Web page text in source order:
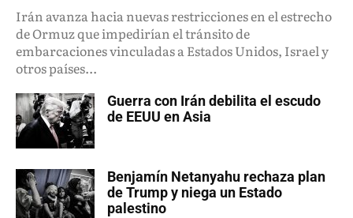
Irán avanza hacia nuevas restricciones en el estrecho
de Ormuz que impedirían el tránsito de
embarcaciones vinculadas a Estados Unidos, Israel y
otros países...
Guerra con Irán debilita el escudo
de EEUU en Asia
Benjamín Netanyahu rechaza plan
de Trump y niega un Estado
palestino